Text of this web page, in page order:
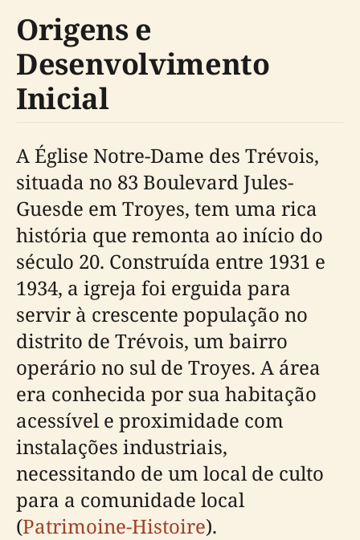
Origens e
Desenvolvimento
Inicial
A Église Notre-Dame des Trévois,
situada no 83 Boulevard Jules-
Guesde em Troyes, tem uma rica
história que remonta ao início do
século 20. Construída entre 1931 e
1934, a igreja foi erguida para
servir à crescente população no
distrito de Trévois, um bairro
operário no sul de Troyes. A área
era conhecida por sua habitação
acessível e proximidade com
instalações industriais,
necessitando de um local de culto
para a comunidade local
(Patrimoine-Histoire).